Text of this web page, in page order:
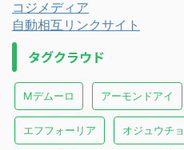
コジメディア
自動相互リンクサイト
タグクラウド
Mデムーロ アーモンドアイ
エフフォーリア オジュウチ